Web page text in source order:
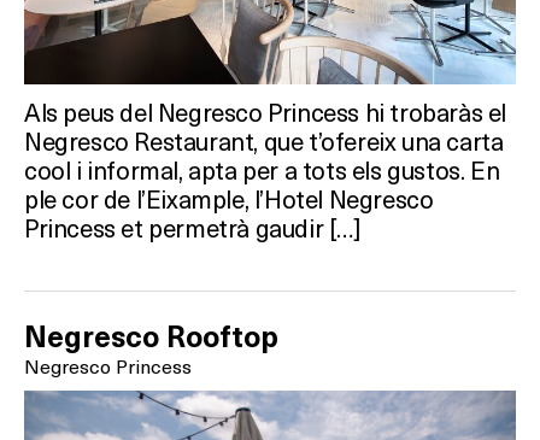
Als peus del Negresco Princess hi trobaràs el
Negresco Restaurant, que t’ofereix una carta
cool i informal, apta per a tots els gustos. En
ple cor de l’Eixample, l’Hotel Negresco
Princess et permetrà gaudir […]
Negresco Rooftop
Negresco Princess